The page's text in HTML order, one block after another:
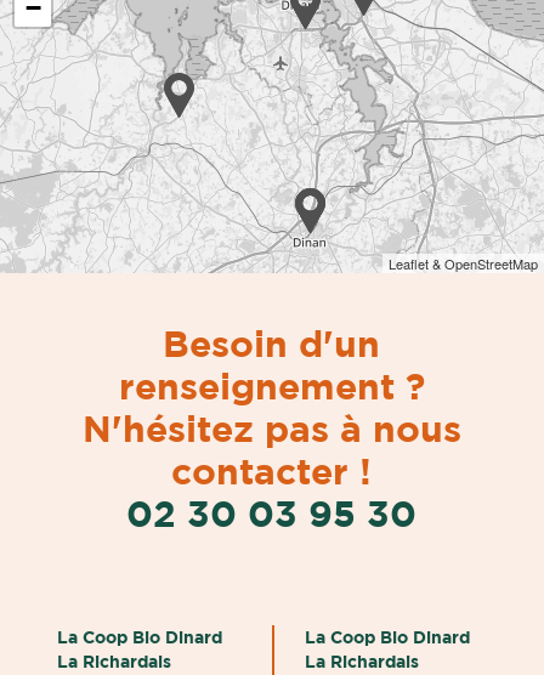
Besoin d'un
renseignement ?
N'hésitez pas à nous
contacter !
02 30 03 95 30
La Coop Bio Dinard
La Richardais
La Coop Bio Dinard
La Richardais
−
Leaflet & OpenStreetMap